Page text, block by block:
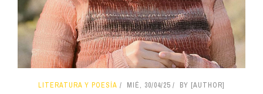
LITERATURA Y POESÍA MIÉ, 30/04/25 BY [AUTHOR]